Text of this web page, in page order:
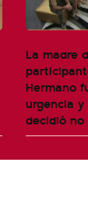
La madre
Hermano
urgencia
decidió no